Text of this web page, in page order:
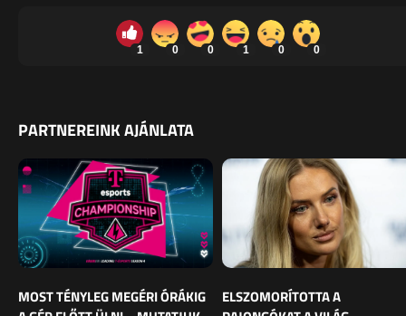
1 0 0 1 0 0
PARTNEREINK AJÁNLATA
MOST TÉNYLEG MEGÉRI ÓRÁKIG
ELSZOMORÍTOTTA A